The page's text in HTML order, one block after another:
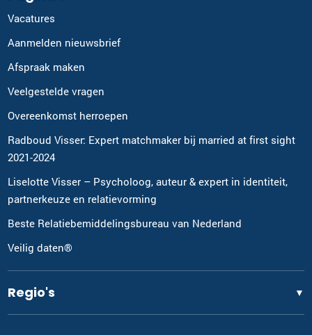
Vacatures
Aanmelden nieuwsbrief
Afspraak maken
Veelgestelde vragen
Overeenkomst herroepen
Radboud Visser: Expert matchmaker bij married at first sight
2021-2024
Liselotte Visser – Psycholoog, auteur & expert in identiteit,
partnerkeuze en relatievorming
Beste Relatiebemiddelingsbureau van Nederland
Veilig daten®
Regio's ▼